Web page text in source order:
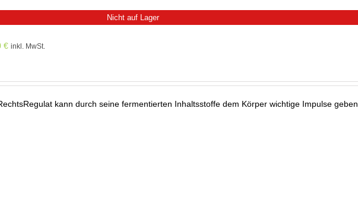
Nicht auf Lager
€ inkl. MwSt.
kann durch seine fermentierten Inhaltsstoffe dem Körper wichtige Impulse geben.